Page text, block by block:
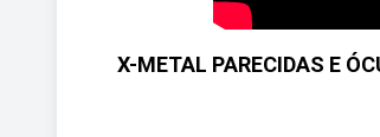
X-METAL PARECIDAS E